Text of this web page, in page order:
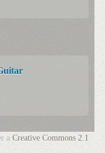
a Creative Commons 2.1